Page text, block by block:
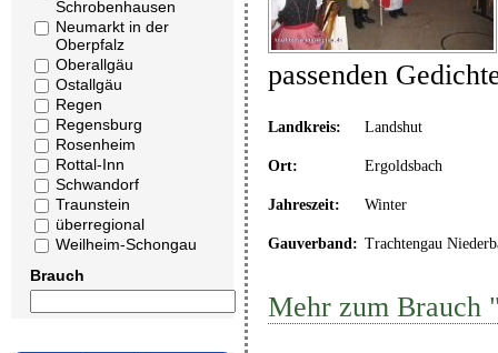
Schrobenhausen
Neumarkt in der
Oberpfalz
Oberallgäu
Ostallgäu
Regen
Regensburg
Rosenheim
Rottal-Inn
Schwandorf
Traunstein
überregional
Weilheim-Schongau
Brauch
passenden
Landkreis: Landshut
Ort: Ergoldsbach
Jahreszeit: Winter
Gauverband: Trachtengau
Mehr zum Brauch